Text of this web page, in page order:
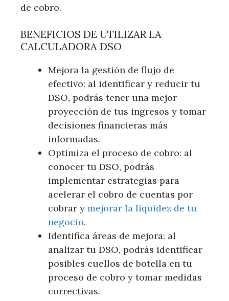
de cobro.
BENEFICIOS DE UTILIZAR LA
CALCULADORA DSO
Mejora la gestión de flujo de
efectivo: al identificar y reducir tu
DSO, podrás tener una mejor
proyección de tus ingresos y tomar
decisiones financieras más
informadas.
Optimiza el proceso de cobro: al
conocer tu DSO, podrás
implementar estrategias para
acelerar el cobro de cuentas por
cobrar y mejorar la liquidez de tu
negocio.
Identifica áreas de mejora: al
analizar tu DSO, podrás identificar
posibles cuellos de botella en tu
proceso de cobro y tomar medidas
correctivas.